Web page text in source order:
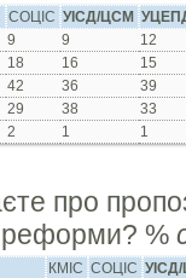
СОЦІС УІСД/ЦСМ
9 9
12
18 16
15
42 36
39
29 38
33
2 1 1
про
реформи? %
КМІС СОЦІС